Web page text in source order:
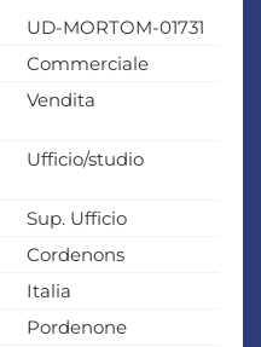
UD-MORTOM-01731
Commerciale
Vendita
Ufficio/studio
Sup. Ufficio
Cordenons
Italia
Pordenone